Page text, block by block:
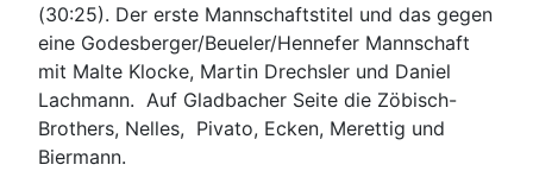
(30:25). Der erste Mannschaftstitel und das gegen
eine Godesberger/Beueler/Hennefer Mannschaft
mit Malte Klocke, Martin Drechsler und Daniel
Lachmann. Auf Gladbacher Seite die Zöbisch-
Brothers, Nelles, Pivato, Ecken, Merettig und
Biermann.